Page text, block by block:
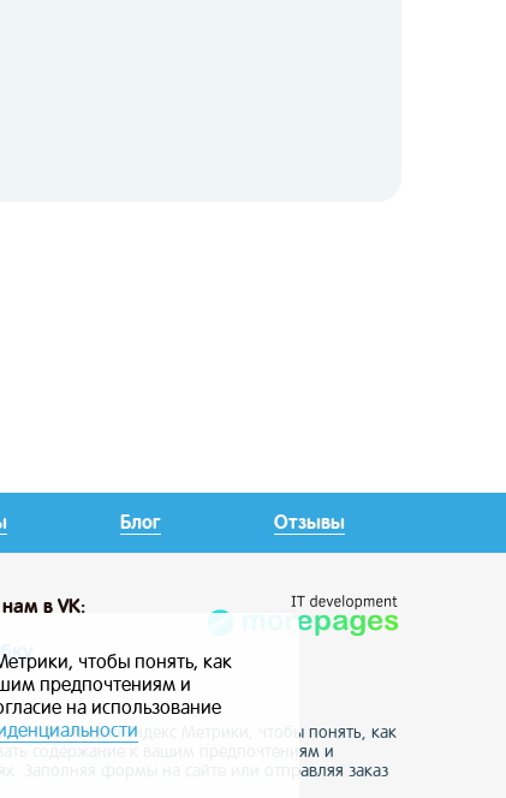
Блог Отзывы
в VK:
с помощью Яндекс Метрики, чтобы понять, как
содержание к вашим предпочтениям и
Заполняя формы на сайте или отправляя заказ
чтобы понять, как
предпочтениям и
на использование